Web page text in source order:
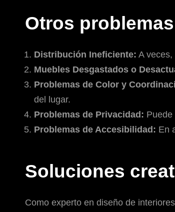
Otros
Distribución Ineficiente: A
Muebles Desgastados o
Problemas de Color y
del lugar.
Problemas de Privacidad:
Problemas de Accesibilidad: En
Soluciones
Como experto en diseño de